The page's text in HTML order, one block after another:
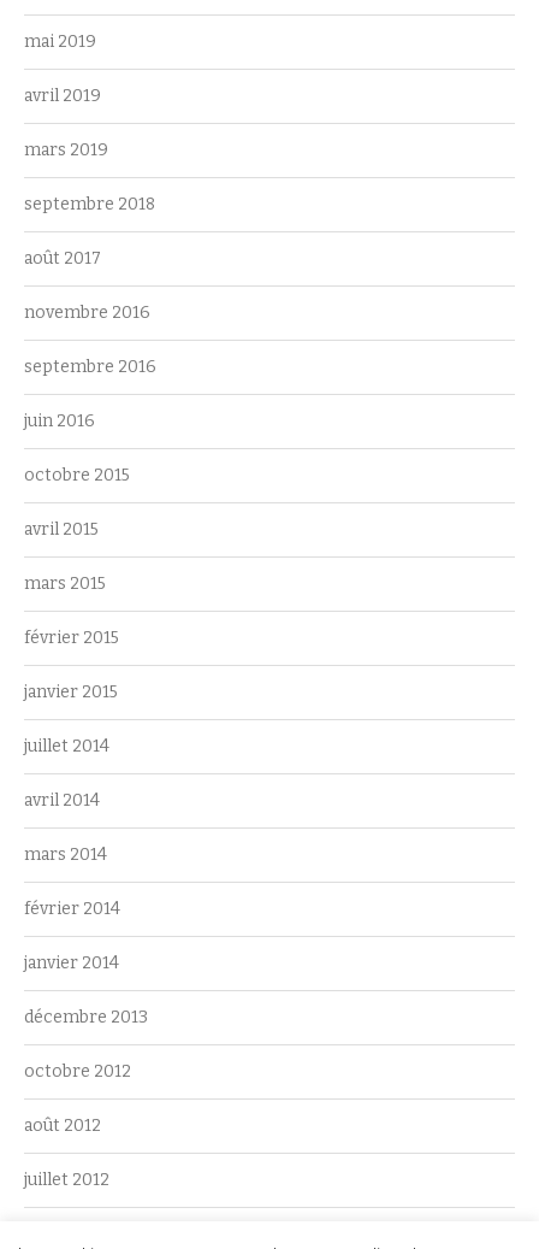
mai 2019
avril 2019
mars 2019
septembre 2018
août 2017
novembre 2016
septembre 2016
juin 2016
octobre 2015
avril 2015
mars 2015
février 2015
janvier 2015
juillet 2014
avril 2014
mars 2014
février 2014
janvier 2014
décembre 2013
octobre 2012
août 2012
juillet 2012